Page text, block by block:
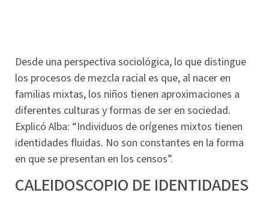
Desde una perspectiva sociológica, lo que distingue
los procesos de mezcla racial es que, al nacer en
familias mixtas, los niños tienen aproximaciones a
diferentes culturas y formas de ser en sociedad.
Explicó Alba: “Individuos de orígenes mixtos tienen
identidades fluidas. No son constantes en la forma
en que se presentan en los censos”.
CALEIDOSCOPIO DE IDENTIDADES